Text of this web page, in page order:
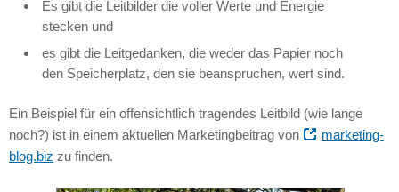
Es gibt die Leitbilder die voller Werte und Energie
stecken und
es gibt die Leitgedanken, die weder das Papier noch
den Speicherplatz, den sie beanspruchen, wert sind.
Ein Beispiel für ein offensichtlich tragendes Leitbild (wie lange
noch?) ist in einem aktuellen Marketingbeitrag von
marketing-
blog.biz zu finden.